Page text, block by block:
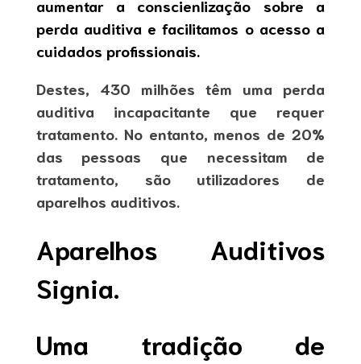
aumentar a conscienlização sobre a
perda auditiva e facilitamos o acesso a
cuidados profissionais.
Destes, 430 milhões têm uma perda
auditiva incapacitante que requer
tratamento. No entanto, menos de 20%
das pessoas que necessitam de
tratamento, são utilizadores de
aparelhos auditivos.
Aparelhos Auditivos
Signia.
Uma tradição de